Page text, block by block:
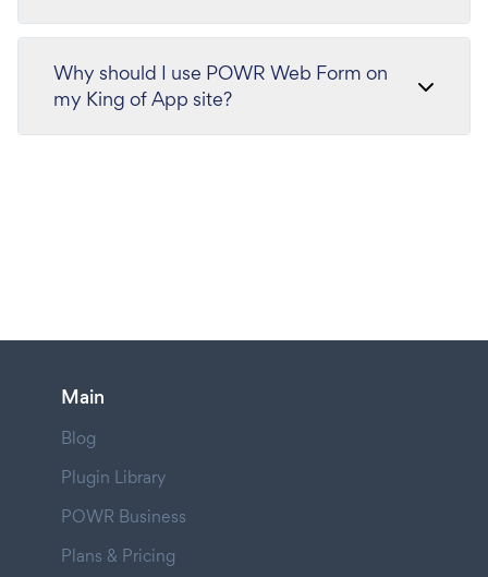
Why should I use POWR Web Form on
my King of App site?
Main
Blog
Plugin Library
POWR Business
Plans & Pricing